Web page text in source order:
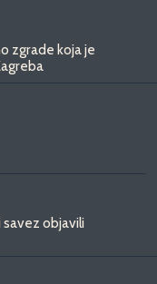
zgrade koja je
objavili